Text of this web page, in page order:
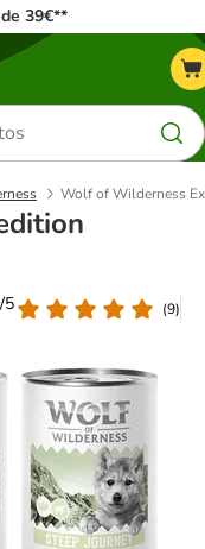
39€**
Wolf of Wilderness
5
(9)